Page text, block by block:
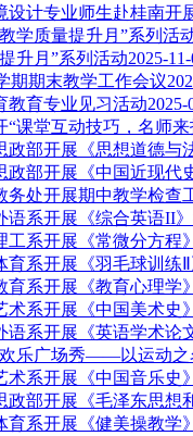
设计专业师生赴桂南开
学质量提升月”系列活
升月”系列活动2025-
期期末教学工作会议
教育专业见习活动2025-
“课堂互动技巧，名师
政部开展《思想道德与
政部开展《中国近现代
务处开展期中教学检查
语系开展《综合英语II
工系开展《常微分方程
育系开展《羽毛球训练
育系开展《教育心理学
术系开展《中国美术史
语系开展《英语学术论
乐广场秀——以运动之
术系开展《中国音乐史
政部开展《毛泽东思
育系开展《健美操教学